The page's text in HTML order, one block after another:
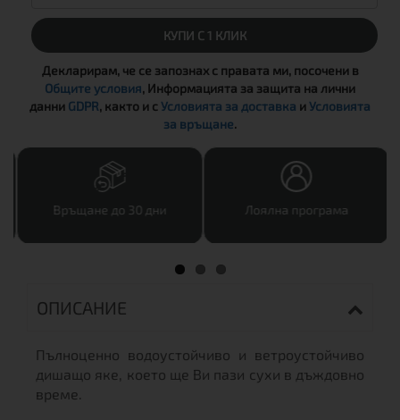
КУПИ С 1 КЛИК
Декларирам, че се запознах с правата ми, посочени в
Общите условия, Информацията за защита на лични
данни GDPR, както и сУсловията за доставка иУсловията
за връщане.
Връщане до 30 дни Лоялна програма
ОПИСАНИЕ
Пълноценно водоустойчиво и ветроустойчиво
дишащо яке, което ще Ви пази сухи в дъждовно
време.